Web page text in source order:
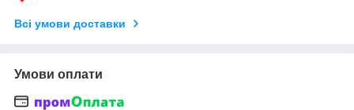
Всі умови доставки
Умови оплати